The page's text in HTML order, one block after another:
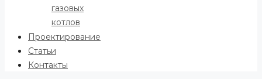
газовых
котлов
Проектирование
Статьи
Контакты